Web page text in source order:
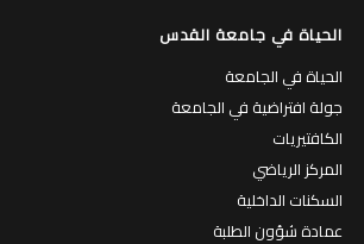
الحياة في جامعة القدس
الحياة في الجامعة
جولة افتراضية في الجامعة
الكافتيريات
المركز الرياضي
السكنات الداخلية
عمادة شؤون الطلبة